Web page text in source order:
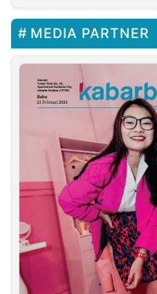
MEDIA PARTNER